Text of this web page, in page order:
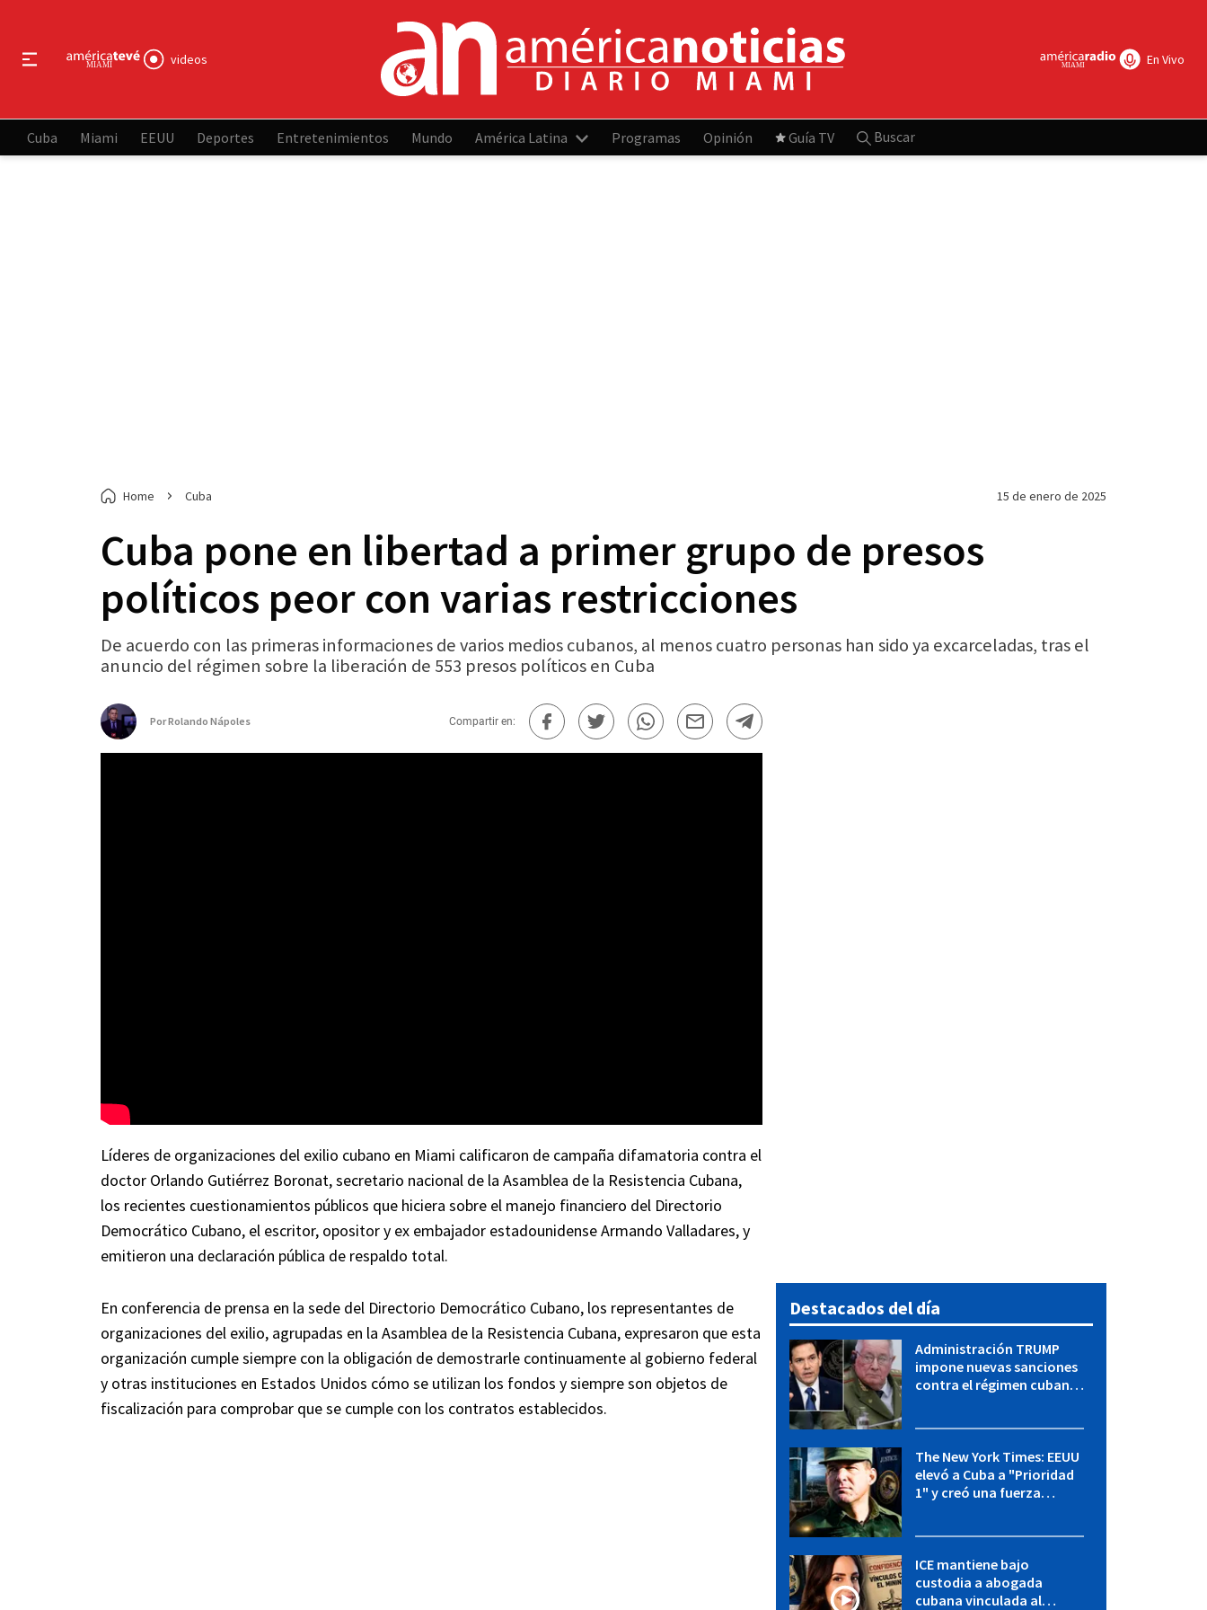
videos En Vivo
Cuba Miami EEUU Deportes Entretenimientos Mundo América Latina Programas Opinión Guía TV Buscar
Home Cuba 15 de enero de 2025
Cuba pone en libertad a primer grupo de presos
políticos peor con varias restricciones
De acuerdo con las primeras informaciones de varios medios cubanos, al menos cuatro personas han sido ya excarceladas, tras el
anuncio del régimen sobre la liberación de 553 presos políticos en Cuba
PorRolando Nápoles Compartir en:
Líderes de organizaciones del exilio cubano en Miami calificaron de campaña difamatoria contra el
doctor Orlando Gutiérrez Boronat, secretario nacional de la Asamblea de la Resistencia Cubana,
los recientes cuestionamientos públicos que hiciera sobre el manejo financiero del Directorio
Democrático Cubano, el escritor, opositor y ex embajador estadounidense Armando Valladares, y
emitieron una declaración pública de respaldo total.
En conferencia de prensa en la sede del Directorio Democrático Cubano, los representantes de
organizaciones del exilio, agrupadas en la Asamblea de la Resistencia Cubana, expresaron que esta
organización cumple siempre con la obligación de demostrarle continuamente al gobierno federal
y otras instituciones en Estados Unidos cómo se utilizan los fondos y siempre son objetos de
fiscalización para comprobar que se cumple con los contratos establecidos.
Destacados del día
Administración TRUMP
impone nuevas sanciones
contra el régimen cubano:
The New York Times: EEUU
elevó a Cuba a "Prioridad
1" y creó una fuerza
ICE mantiene bajo
custodia a abogada
cubana vinculada al